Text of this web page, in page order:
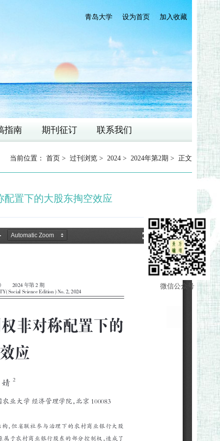
加入收藏
设为首页
青岛大学
指南 期刊征订 联系我们
微信公众号
当前位置： 首页 > 过刊浏览 > 2024 > 2024年第2期 > 正文
置下的大股东掏空效应